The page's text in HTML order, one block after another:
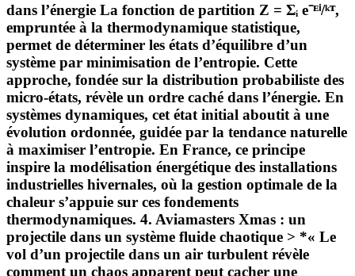
dans l’énergie La fonction de partition Z = Σᵢ e⁻ᴱⁱ/ᵏᵀ,
empruntée à la thermodynamique statistique,
permet de déterminer les états d’équilibre d’un
système par minimisation de l’entropie. Cette
approche, fondée sur la distribution probabiliste des
micro-états, révèle un ordre caché dans l’énergie. En
systèmes dynamiques, cet état initial aboutit à une
évolution ordonnée, guidée par la tendance naturelle
à maximiser l’entropie. En France, ce principe
inspire la modélisation énergétique des installations
industrielles hivernales, où la gestion optimale de la
chaleur s’appuie sur ces fondements
thermodynamiques. 4. Aviamasters Xmas : un
projectile dans un système fluide chaotique > *« Le
vol d’un projectile dans un air turbulent révèle
comment un chaos apparent peut cacher une